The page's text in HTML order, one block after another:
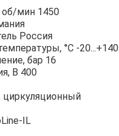
об/мин 1450
Россия
°С -20...+140
бар 16
В 400
циркуляционный
IL